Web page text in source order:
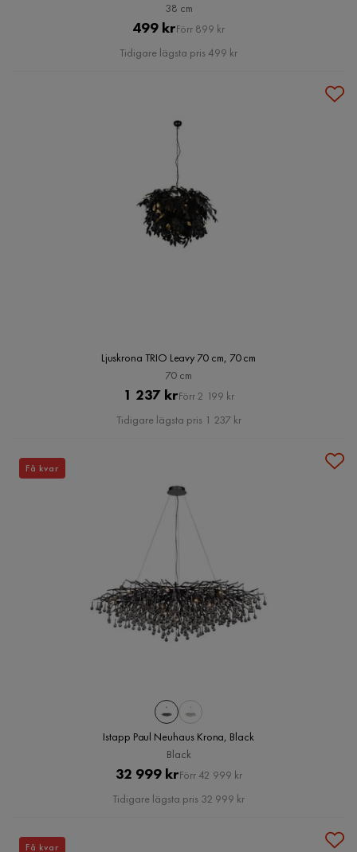
38 cm
Pris
499 krOriginal
Pris
Förr 899 kr
Tidigare lägsta pris 499 kr
Ljuskrona TRIO Leavy 70 cm, 70 cm
70 cm
Pris
1 237 krOriginal
Pris
Förr 2 199 kr
Tidigare lägsta pris 1 237 kr
Istapp Paul Neuhaus Krona, Black
Black
Pris
32 999 krOriginal
Pris
Förr 42 999 kr
Tidigare lägsta pris 32 999 kr
Få kvar
Få kvar